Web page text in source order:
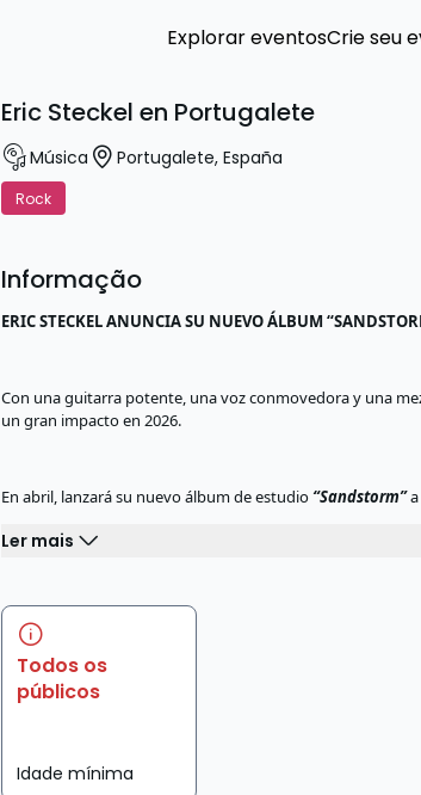
Explorar eventosCrie seu
Eric Steckel en Portugalete
Música Portugalete, España
Rock
Informação
ERIC STECKEL ANUNCIA SU NUEVO ÁLBUM
Con una guitarra potente, una voz conmovedora y una
un gran impacto en 2026.
En abril, lanzará su nuevo álbum de estudio“Sandstorm”
Ler mais
Todos os
públicos
Idade mínima